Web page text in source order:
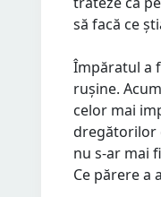
să facă ce
Împăratul a
rușine.
celor mai
dregătorilor
nu s-ar mai
Ce părere a